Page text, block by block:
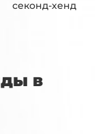
секонд-хенд
в